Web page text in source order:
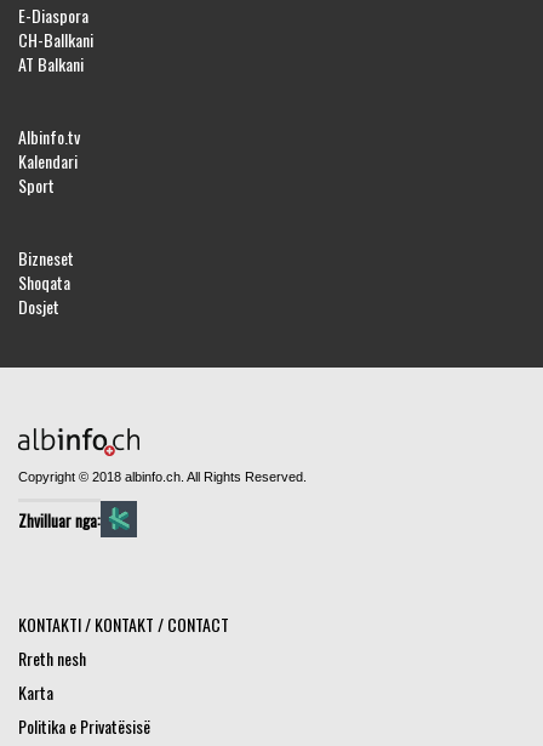
E-Diaspora
CH-Ballkani
AT Balkani
Albinfo.tv
Kalendari
Sport
Bizneset
Shoqata
Dosjet
Copyright © 2018 albinfo.ch. All Rights Reserved.
Zhvilluar nga:
KONTAKTI / KONTAKT / CONTACT
Rreth nesh
Karta
Politika e Privatësisë